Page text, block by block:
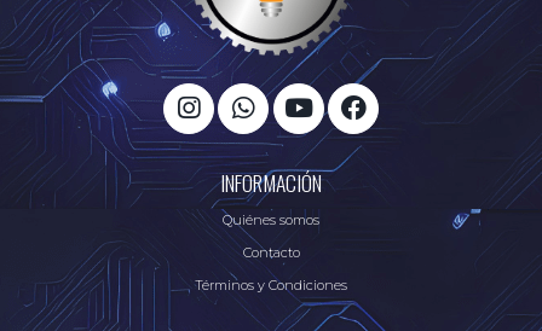
INFORMACIÓN
Quiénes somos
Contacto
Términos y Condiciones